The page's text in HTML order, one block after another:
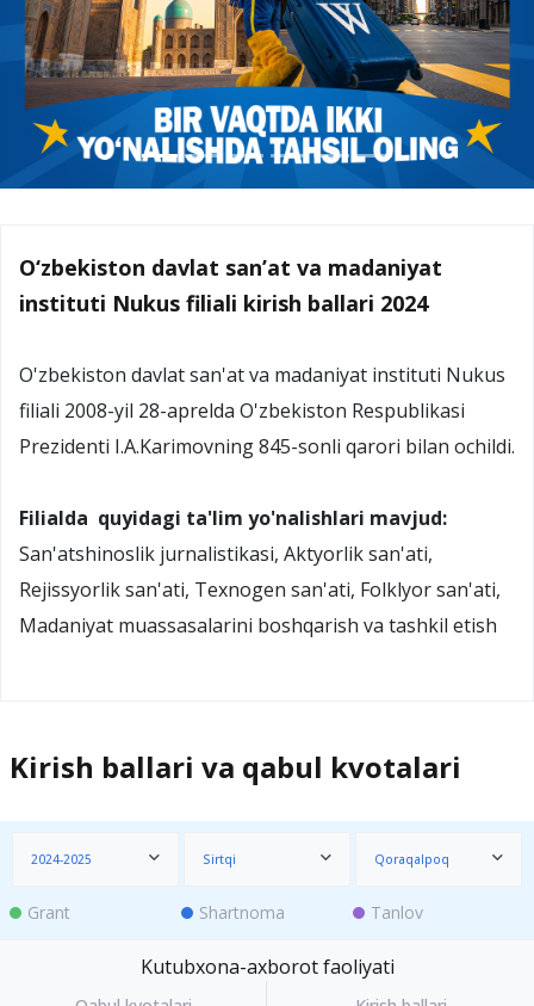
O‘zbekiston davlat san’at va madaniyat
instituti Nukus filiali kirish ballari 2024
O'zbekiston davlat san'at va madaniyat instituti Nukus
filiali 2008-yil 28-aprelda O'zbekiston Respublikasi
Prezidenti I.A.Karimovning 845-sonli qarori bilan ochildi.
Filialda quyidagi ta'lim yo'nalishlari mavjud:
San'atshinoslik jurnalistikasi, Aktyorlik san'ati,
Rejissyorlik san'ati, Texnogen san'ati, Folklyor san'ati,
Madaniyat muassasalarini boshqarish va tashkil etish
Kirish ballari va qabul kvotalari
2024-2025 Sirtqi Qoraqalpoq
Grant Shartnoma Tanlov
Kutubxona-axborot faoliyati